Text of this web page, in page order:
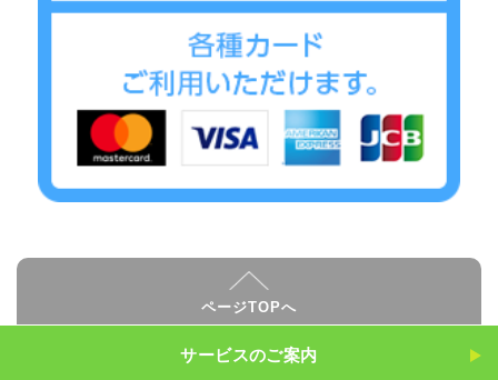
ページTOPへ
サービスのご案内